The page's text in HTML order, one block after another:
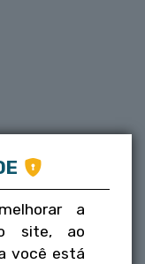
a
site, ao
você está